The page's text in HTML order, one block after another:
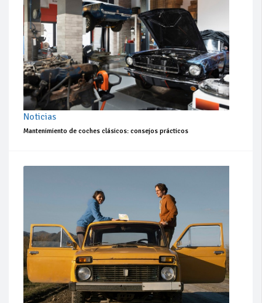
Noticias
Mantenimiento de coches clásicos: consejos prácticos